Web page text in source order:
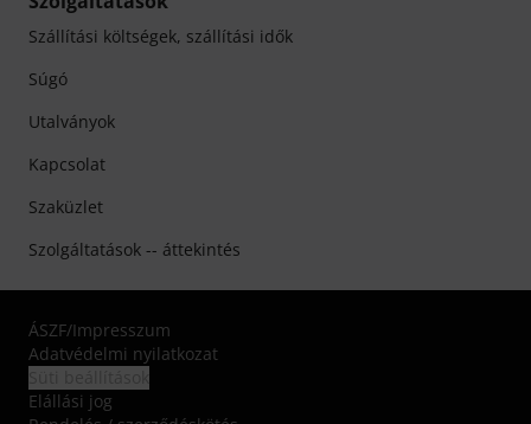
Szállítási költségek, szállítási idők
Súgó
Utalványok
Kapcsolat
Szaküzlet
Szolgáltatások -- áttekintés
ÁSZF/Impresszum
Adatvédelmi nyilatkozat
Elállási jog